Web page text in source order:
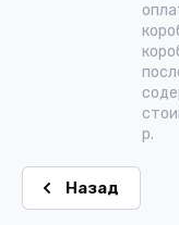
р.
Назад